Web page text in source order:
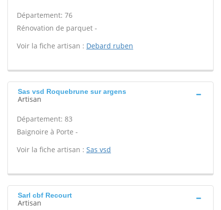
Département: 76
Rénovation de parquet -
Voir la fiche artisan : Debard ruben
Sas vsd Roquebrune sur argens
Artisan
Département: 83
Baignoire à Porte -
Voir la fiche artisan : Sas vsd
Sarl cbf Recourt
Artisan